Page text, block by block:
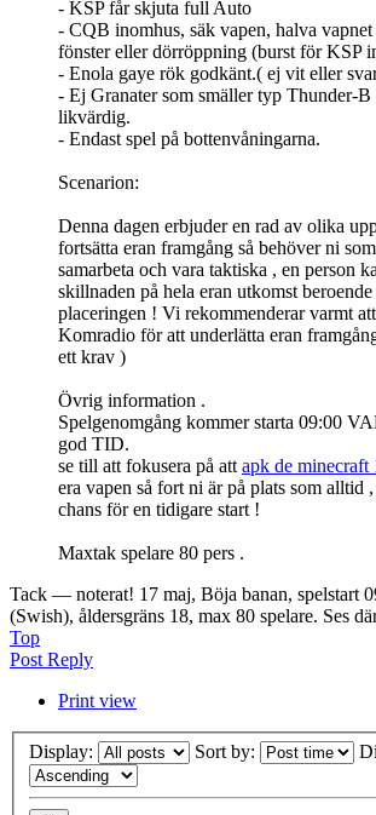
- KSP får skjuta full Auto
- CQB inomhus, säk vapen, halva
fönster eller dörröppning (burst för KSP
- Enola gaye rök godkänt.( ej vit eller
- Ej Granater som smäller typ Thunder-B
likvärdig.
- Endast spel på bottenvåningarna.
Scenarion:
Denna dagen erbjuder en rad av olika
fortsätta eran framgång så behöver ni
samarbeta och vara taktiska , en person
skillnaden på hela eran utkomst beroende
placeringen ! Vi rekommenderar varmt
Komradio för att underlätta eran
ett krav )
Övrig information .
Spelgenomgång kommer starta 09:00
god TID.
se till att fokusera på att apk de minecraft
era vapen så fort ni är på plats som alltid
chans för en tidigare start !
Maxtak spelare 80 pers .
Tack — noterat! 17 maj, Böja banan, spelstart
(Swish), åldersgräns 18, max 80 spelare. Ses
Top
Post Reply
Print view
Display: Sort by: